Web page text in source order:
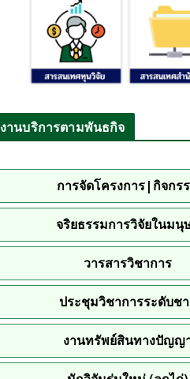
งานบริการตามพันธกิจ
การจัดโครงการ|กิจกร
จริยธรรมการวิจัยในมนุ
วารสารวิชาการ
ประชุมวิชาการระดับช
งานทรัพย์สินทางปัญญ